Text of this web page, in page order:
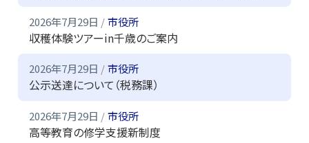
2026年7月29日 市役所
収穫体験ツアーin千歳のご案内
2026年7月29日 市役所
公示送達について（税務課）
2026年7月29日 市役所
高等教育の修学支援新制度